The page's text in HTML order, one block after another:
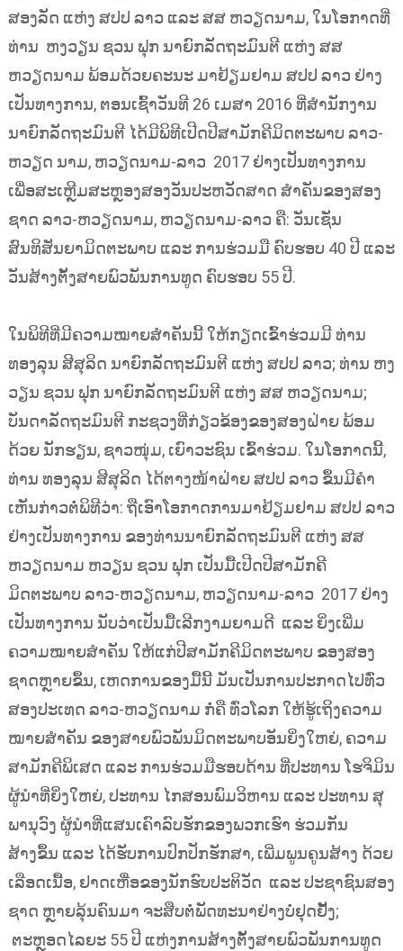
ສອງລັດ ແຫ່ງ ສປປ ລາວ ແລະ ສສ ຫວຽດນາມ, ໃນໂອກາດທີ່
ທ່ານ ຫງວຽນ ຊວນ ຟຸກ ນາຍົກລັດຖະມົນຕີ ແຫ່ງ ສສ
ຫວຽດນາມ ພ້ອມດ້ວຍຄະນະ ມາຢ້ຽມຢາມ ສປປ ລາວ ຢ່າງ
ເປັນທາງການ, ຕອນເຊົ້າວັນທີ 26 ເມສາ 2016 ທີ່ສຳນັກງານ
ນາຍົກລັດຖະມົນຕີ ໄດ້ມີພິທີເປີດປີສາມັກຄີມິດຕະພາບ ລາວ-
ຫວຽດ ນາມ, ຫວຽດນາມ-ລາວ 2017 ຢ່າງເປັນທາງການ
ເພື່ອສະເຫຼີມສະຫຼອງສອງວັນປະຫວັດສາດ ສຳຄັນຂອງສອງ
ຊາດ ລາວ-ຫວຽດນາມ, ຫວຽດນາມ-ລາວ ຄື: ວັນເຊັນ
ສົນທິສັນຍາມິດຕະພາບ ແລະ ການຮ່ວມມື ຄົບຮອບ 40 ປີ ແລະ
ວັນສ້າງຕັ້ງສາຍພົວພັນການທູດ ຄົບຮອບ 55 ປີ.
ໃນພິທີທີ່ມີຄວາມໝາຍສຳຄັນນີ້ ໃຫ້ກຽດເຂົ້າຮ່ວມມີ ທ່ານ
ທອງລຸນ ສີສຸລິດ ນາຍົກລັດຖະມົນຕີ ແຫ່ງ ສປປ ລາວ; ທ່ານ ຫງ
ວຽນ ຊວນ ຟຸກ ນາຍົກລັດຖະມົນຕີ ແຫ່ງ ສສ ຫວຽດນາມ;
ບັນດາລັດຖະມົນຕີ ກະຊວງທີ່ກ່ຽວຂ້ອງຂອງສອງຝ່າຍ ພ້ອມ
ດ້ວຍ ນັກຮຽນ, ຊາວໜຸ່ມ, ເຍົາວະຊົນ ເຂົ້າຮ່ວມ. ໃນໂອກາດນີ້,
ທ່ານ ທອງລຸນ ສີສຸລິດ ໄດ້ຕາງໜ້າຝ່າຍ ສປປ ລາວ ຂຶ້ນມີຄຳ
ເຫັນກ່າວຕໍ່ພິທີວ່າ: ຖືເອົາໂອກາດການມາຢ້ຽມຢາມ ສປປ ລາວ
ຢ່າງເປັນທາງການ ຂອງທ່ານນາຍົກລັດຖະມົນຕີ ແຫ່ງ ສສ
ຫວຽດນາມ ຫວຽນ ຊວນ ຟຸກ ເປັນມື້ເປີດປີສາມັກຄີ
ມິດຕະພາບ ລາວ-ຫວຽດນາມ, ຫວຽດນາມ-ລາວ 2017 ຢ່າງ
ເປັນທາງການ ນັບວ່າເປັນມື້ເລີກງາມຍາມດີ ແລະ ຍິ່ງເພີ່ມ
ຄວາມໝາຍສຳຄັນ ໃຫ້ແກ່ປີສາມັກຄີມິດຕະພາບ ຂອງສອງ
ຊາດຫຼາຍຂຶ້ນ, ເຫດການຂອງມື້ນີ້ ມັນເປັນການປະກາດໄປທົ່ວ
ສອງປະເທດ ລາວ-ຫວຽດນາມ ກໍ່ຄື ທົ່ວໂລກ ໃຫ້ຮູ້ເຖິງຄວາມ
ໝາຍສຳຄັນ ຂອງສາຍພົວພັນມິດຕະພາບອັນຍິ່ງໃຫຍ່, ຄວາມ
ສາມັກຄີພິເສດ ແລະ ການຮ່ວມມືຮອບດ້ານ ທີ່ປະທານ ໂຮຈິມິນ
ຜູ້ນຳທີ່ຍິ່ງໃຫຍ່, ປະທານ ໄກສອນພົມວິຫານ ແລະ ປະທານ ສຸ
ພານຸວົງ ຜູ້ນຳທີ່ແສນເຄົາລົບຮັກຂອງພວກເຮົາ ຮ່ວມກັນ
ສ້າງຂຶ້ນ ແລະ ໄດ້ຮັບການປົກປັກຮັກສາ, ເພີ່ມພູນຄູນສ້າງ ດ້ວຍ
ເລືອດເນື້ອ, ຢາດເຫື່ອຂອງນັກຮົບປະຕິວັດ ແລະ ປະຊາຊົນສອງ
ຊາດ ຫຼາຍລຸ້ນຄົນມາ ຈະສືບຕໍ່ພັດທະນາຢ່າງບໍ່ຢຸດຢັ້ງ;
ຕະຫຼອດໄລຍະ 55 ປີ ແຫ່ງການສ້າງຕັ້ງສາຍພົວພັນການທູດ